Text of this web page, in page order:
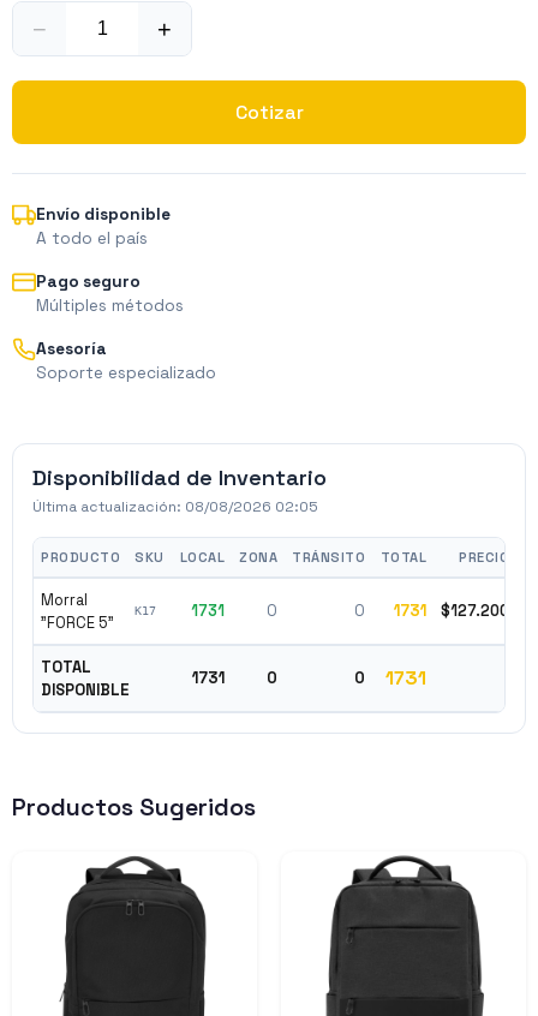
− +
Cotizar
Envío disponible
A todo el país
Pago seguro
Múltiples métodos
Asesoría
Soporte especializado
Disponibilidad de Inventario
Última actualización: 08/08/2026 02:05
PRODUCTO SKU LOCAL ZONA TRÁNSITO TOTAL PRECIO
Morral
"FORCE 5"
K17 1731 0 0 1731 $127.200
TOTAL
DISPONIBLE
1731 0 0 1731
Productos Sugeridos